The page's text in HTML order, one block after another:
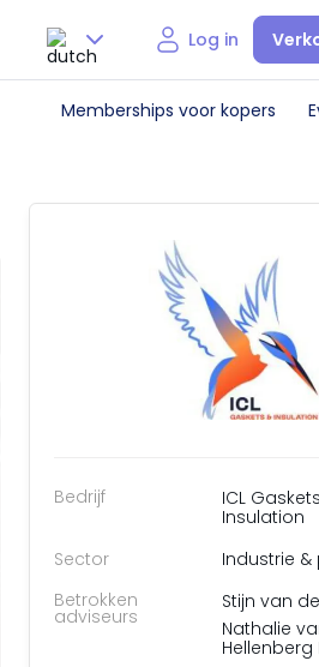
Nederlands
Log in
Memberships voor kopers
Bedrijf
ICL
Insulation
Sector
Industrie
Betrokken
adviseurs
Stijn van
Nathalie
Hellenberg